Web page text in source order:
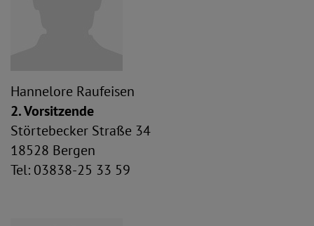
Hannelore Raufeisen
2. Vorsitzende
Störtebecker Straße 34
18528 Bergen
Tel: 03838-25 33 59